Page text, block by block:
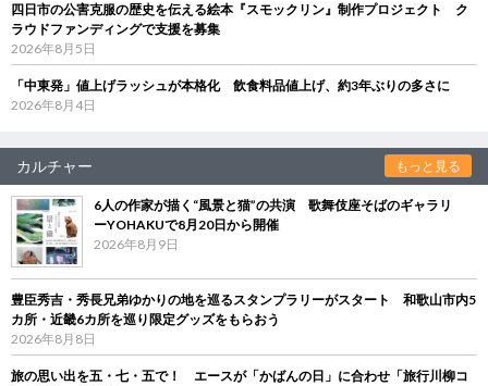
四日市の公害克服の歴史を伝える絵本『スモックリン』制作プロジェクト ク
ラウドファンディングで支援を募集
2026年8月5日
「中東発」値上げラッシュが本格化 飲食料品値上げ、約3年ぶりの多さに
2026年8月4日
カルチャー もっと見る
6人の作家が描く“風景と猫”の共演 歌舞伎座そばのギャラリ
ーYOHAKUで8月20日から開催
2026年8月9日
豊臣秀吉・秀長兄弟ゆかりの地を巡るスタンプラリーがスタート 和歌山市内5
カ所・近畿6カ所を巡り限定グッズをもらおう
2026年8月8日
旅の思い出を五・七・五で！ エースが「かばんの日」に合わせ「旅行川柳コ